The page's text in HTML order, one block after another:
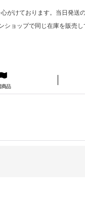
がけております。当日発
ョップで同じ在庫を販売
商品